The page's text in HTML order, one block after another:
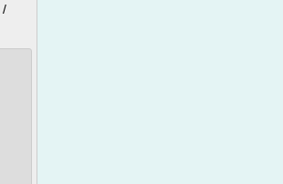
/